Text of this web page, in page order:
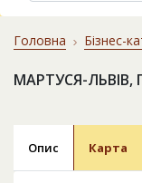
Головна Бізнес-
МАРТУСЯ-ЛЬВІВ,
Опис Карта